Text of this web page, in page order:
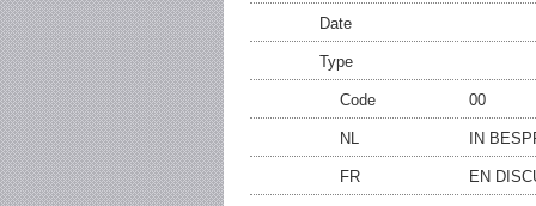
Date
Type
Code 00
NL IN
FR EN